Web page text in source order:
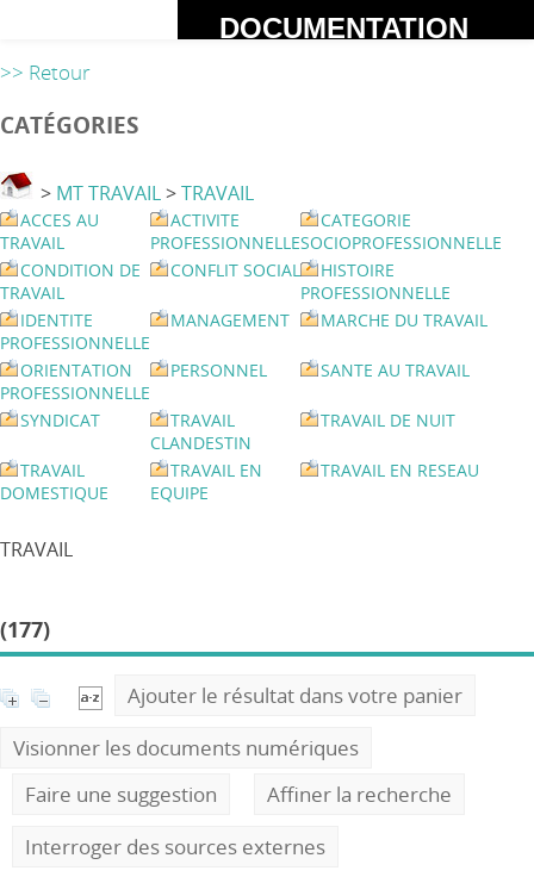
DOCUMENTATION
>> Retour
CATÉGORIES
> MT TRAVAIL>TRAVAIL
ACCES AU
TRAVAIL
ACTIVITE
PROFESSIONNELLE
CATEGORIE
SOCIOPROFESSIONNELLE
CONDITION DE
TRAVAIL
CONFLIT SOCIAL
HISTOIRE
PROFESSIONNELLE
IDENTITE
PROFESSIONNELLE
MANAGEMENT MARCHE DU TRAVAIL
ORIENTATION
PROFESSIONNELLE
PERSONNEL SANTE AU TRAVAIL
SYNDICAT
TRAVAIL
CLANDESTIN
TRAVAIL DE NUIT
TRAVAIL
DOMESTIQUE
TRAVAIL EN
EQUIPE
TRAVAIL EN RESEAU
TRAVAIL
(177)
Ajouter le résultat dans votre panier
Visionner les documents numériques
Faire une suggestion
Affiner la recherche
Interroger des sources externes